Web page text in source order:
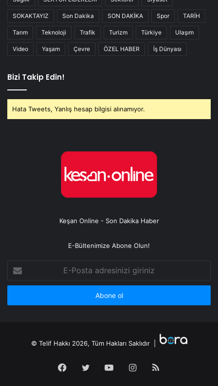
SOKAKTAYIZ Son Dakika SON DAKİKA Spor TARİH
Tarım Teknoloji Trafik Turizm Türkiye Ulaşım
Video Yaşam Çevre ÖZEL HABER İş Dünyası
Bizi Takip Edin!
Hata Tweets, Yanlış hesap bilgisi alınamıyor.
Keşan Online - Son Dakika Haber
E-Bültenimize Abone Olun!
Posta
adresinizi
© Telif Hakkı 2026, Tüm Hakları Saklıdır |
Facebook
TwitterYouTubeInstagram
RSS